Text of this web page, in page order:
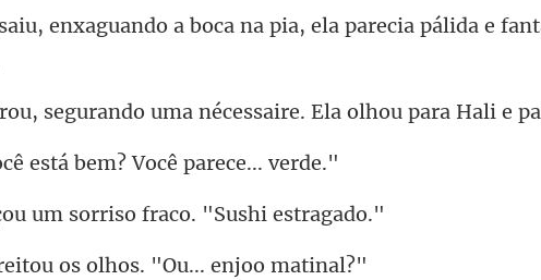
ca na pia, ela parecia pálid
uma nécessaire. Ela o
á bem? Você pa
orriso fraco. "S
os olhos. "Ou..